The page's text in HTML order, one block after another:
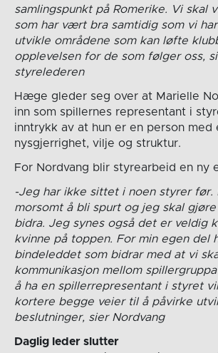
samlingspunkt på Romerike. Vi skal
som har vært bra samtidig som vi
utvikle områdene som kan løfte
opplevelsen for de som følger oss,
styrelederen
Hæge gleder seg over at Marielle
inn som spillernes representant i
inntrykk av at hun er en person med
nysgjerrighet, vilje og struktur.
For Nordvang blir styrearbeid en ny
-Jeg har ikke sittet i noen styrer før.
morsomt å bli spurt og jeg skal
bidra. Jeg synes også det er veldig
kvinne på toppen. For min egen del
bindeleddet som bidrar med at vi
kommunikasjon mellom
å ha en spillerrepresentant i styret
kortere begge veier til å påvirke
beslutninger, sier Nordvang
Daglig leder slutter